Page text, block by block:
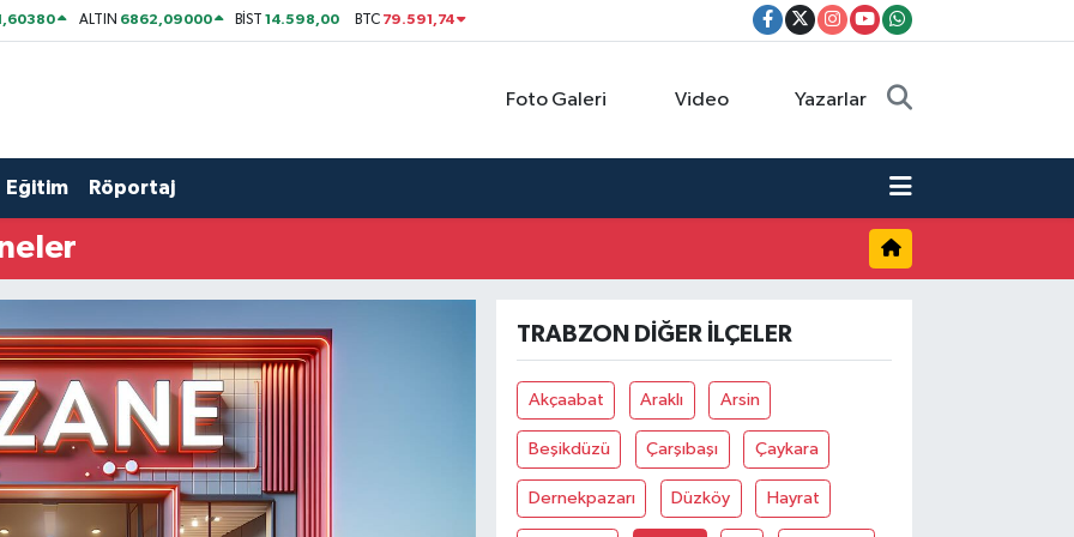
ALTIN 6862,09000 BİST14.598,00 BTC 79.591,74
Foto Galeri Video Yazarlar
Eğitim Röportaj
TRABZON DIĞER İLÇELER
Akçaabat Araklı Arsin
Beşikdüzü Çarşıbaşı Çaykara
Dernekpazarı Düzköy Hayrat